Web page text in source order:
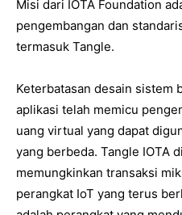
Misi dari IOTA Foundation
pengembangan dan
termasuk Tangle.
Keterbatasan desain sistem
aplikasi telah memicu
uang virtual yang dapat
yang berbeda. Tangle IOTA
memungkinkan transaksi
perangkat IoT yang terus